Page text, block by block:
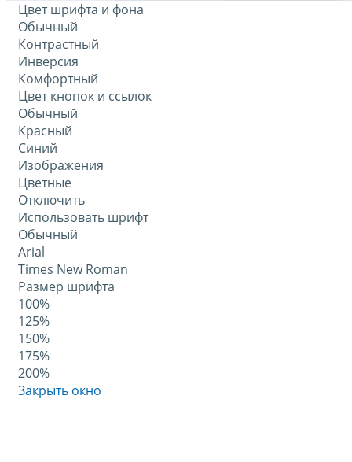
Цвет шрифта и фона
Обычный
Контрастный
Инверсия
Комфортный
Цвет кнопок и ссылок
Обычный
Красный
Синий
Изображения
Цветные
Отключить
Использовать шрифт
Обычный
Arial
Times New Roman
Размер шрифта
100%
125%
150%
175%
200%
Закрыть окно